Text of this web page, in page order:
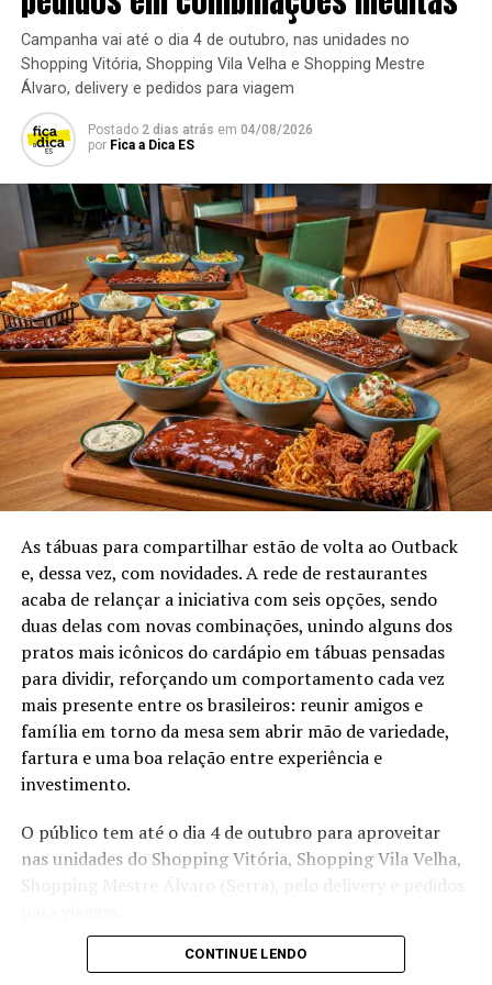
Além disso, para acompanhar o momento relaxante e de
descontração não faltam opções de bebidas. Com uma
extensa cartela de bebidas as opções variam desde
caipirinhas tradicionais até coquetéis tropicais. O Santo
Mauka (R$37,90) leva gin, xarope de de capim santo,
limão e tônica em sua composição; o Iriri Summer
(R$26,90), é feito de vodka, gengibre, xarope de maçã e
limão; uma outra opção é o Clericot brut 1L (R$180,00),
com espumante brut ou vinho branco, mix de frutas
frescas, e triplo sec. Na cartela também há espaço para
o especial do dia (R$39,90), que é uma criação do dia do
bartender.
Além disso, drinks clássicos também são servidos, Mojito
(R$34,90), Penicillin (R$36,90), Moscow Mule (R$33,90),
Honey Gin (R$39,90) e muitas outras opções como
cachaça, saque e variedades de vodkas. E claro que, na
praia, o que não pode faltar é cerveja bem gelada, as
opções se estendem para Spaten (R$12,90), Stella
(R$13,90), Corona (R$14,90) e Becks (R$15,90). Para os
fãs de vinhos e espumantes a cartela também não
decepciona, com rótulos de bebidas chilenas, argentinos
e italianos a carta varia entre vinhos brancos, tintos e
O Mauka é multiuso: perfeito para reunir a família, se
divertir com os amigos ou sediar um encontro de verão.
clientes podem reservar uma mesa ou lounge para curtir
o dia todo. Haverá também opção de atendimento por
Campanha vai até o dia 4 de outubro, nas unidades no
Shopping Vitória, Shopping Vila Velha e Shopping Mestre
Álvaro, delivery e pedidos para viagem
Postado 2 dias atrás em 04/08/2026
por Fica a Dica ES
As tábuas para compartilhar estão de volta ao Outback
e, dessa vez, com novidades. A rede de restaurantes
acaba de relançar a iniciativa com seis opções, sendo
duas delas com novas combinações, unindo alguns dos
pratos mais icônicos do cardápio em tábuas pensadas
para dividir, reforçando um comportamento cada vez
mais presente entre os brasileiros: reunir amigos e
família em torno da mesa sem abrir mão de variedade,
fartura e uma boa relação entre experiência e
investimento.
O público tem até o dia 4 de outubro para aproveitar
nas unidades do Shopping Vitória, Shopping Vila Velha,
Shopping Mestre Álvaro (Serra), pelo delivery e pedidos
CONTINUE LENDO